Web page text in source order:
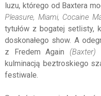
luzu, którego od Baxtera
Pleasure, Miami, Cocaine
tytułów z bogatej setlisty,
doskonałego show. A
z Fredem Again
kulminacją beztroskiego
festiwale.